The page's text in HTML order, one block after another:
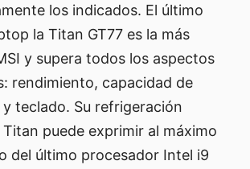
los indicados. El último
la Titan GT77 es la más
y supera todos los aspectos
rendimiento, capacidad de
teclado. Su refrigeración
puede exprimir al máximo
del último procesador Intel i9